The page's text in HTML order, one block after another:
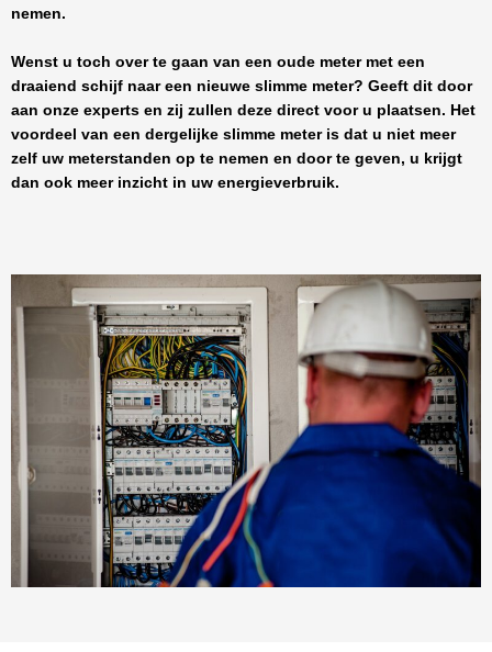
nemen.
Wenst u toch over te gaan van een oude meter met een
draaiend schijf naar een nieuwe slimme meter? Geeft dit door
aan onze experts en zij zullen deze direct voor u plaatsen. Het
voordeel van een dergelijke slimme meter is dat u niet meer
zelf uw meterstanden op te nemen en door te geven, u krijgt
dan ook meer inzicht in uw energieverbruik.